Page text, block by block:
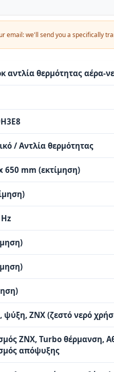
email: we'll send you a specifically
αντλία θερμότητας αέρα-
/ Αντλία θερμότητας
650 mm (εκτίμηση)
ΖΝΧ (ζεστό νερό
ΖΝΧ, Turbo θέρμανση,
απόψυξης